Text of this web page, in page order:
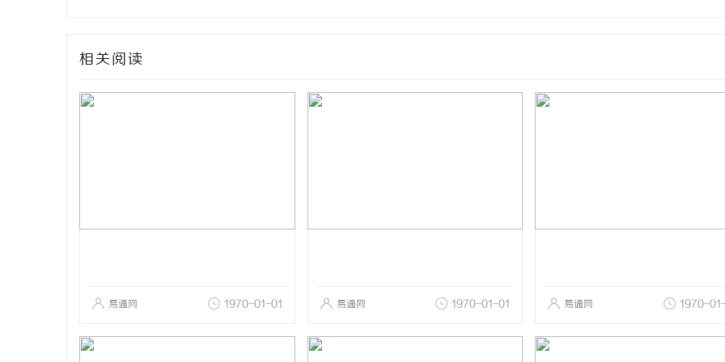
相关阅读
易通网 1970-01-01 易通网 1970-01-01 易通网 1970-